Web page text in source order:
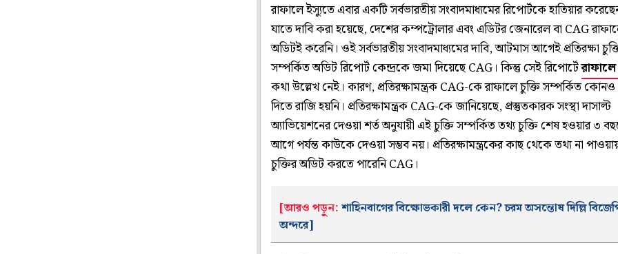
রাফালে ইস্যুতে এবার একটি সর্বভারতীয় সংবাদমাধ্যমের রিপোর্টকে হাতিয়ার
যাতে দাবি করা হয়েছে, দেশের কম্পট্রোলার এবং এডিটর জেনারেল বা CAG
অডিটই করেনি। ওই সর্বভারতীয় সংবাদমাধ্যমের দাবি, আটমাস আগেই প্রতিরক্ষা
সম্পর্কিত অডিট রিপোর্ট কেন্দ্রকে জমা দিয়েছে CAG। কিন্তু সেই রিপোর্টে
কথা উল্লেখ নেই। কারণ, প্রতিরক্ষামন্ত্রক CAG-কে রাফালে চুক্তি সম্পর্কিত
দিতে রাজি হয়নি। প্রতিরক্ষামন্ত্রক CAG-কে জানিয়েছে, প্রস্তুতকারক সংস্থা দাসাল্ট
অ্যাভিয়েশনের দেওয়া শর্ত অনুযায়ী এই চুক্তি সম্পর্কিত তথ্য চুক্তি শেষ হওয়ার ৩
আগে পর্যন্ত কাউকে দেওয়া সম্ভব নয়। প্রতিরক্ষামন্ত্রকের কাছ থেকে তথ্য না
চুক্তির অডিট করতে পারেনি CAG।
[আরও পড়ুন: শাহিনবাগের বিক্ষোভকারী দলে কেন? চরম অসন্তোষ দিল্লি
অন্দরে]